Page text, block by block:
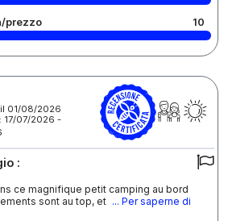
prezzo 10
01/08/2026
17/07/2026 -
:
ce magnifique petit camping au bord
sont au top, et ... Per saperne di